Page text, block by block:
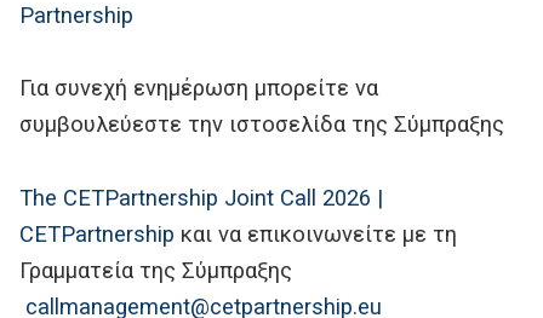
Partnership
Για συνεχή ενημέρωση μπορείτε να
συμβουλεύεστε την ιστοσελίδα της Σύμπραξης
The CETPartnership Joint Call 2026 |
CETPartnership και να επικοινωνείτε με τη
Γραμματεία της Σύμπραξης
callmanagement@cetpartnership.eu